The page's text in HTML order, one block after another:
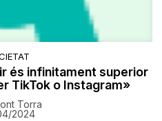
és infinitament superior
TikTok o Instagram»
Torra
2024